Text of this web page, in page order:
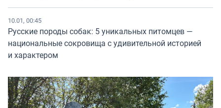
10.01, 00:45
Русские породы собак: 5 уникальных питомцев —
национальные сокровища с удивительной историей
и характером